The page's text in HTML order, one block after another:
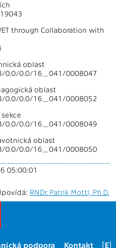
through Collaboration with
oblast
0.0/0.0/16_041/0008047
oblast
0.0/0.0/16_041/0008052
0.0/0.0/16_041/0008049
oblast
0.0/0.0/16_041/0008050
05:00:01
RNDr. Patrik Mottl, Ph.D.
[E]
Kontakt
podpora